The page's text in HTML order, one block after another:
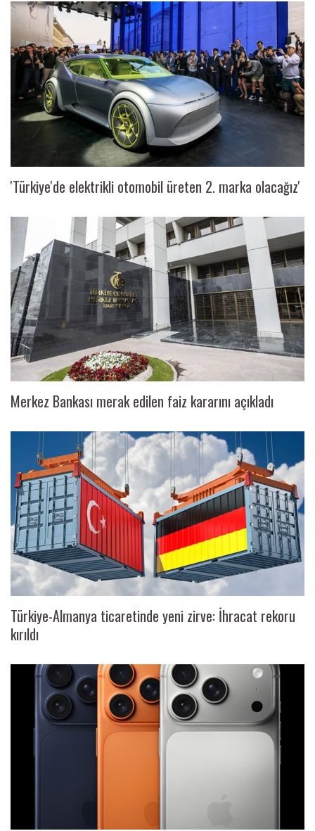
'Türkiye'de elektrikli otomobil üreten 2. marka olacağız'
Merkez Bankası merak edilen faiz kararını açıkladı
Türkiye-Almanya ticaretinde yeni zirve: İhracat rekoru
kırıldı